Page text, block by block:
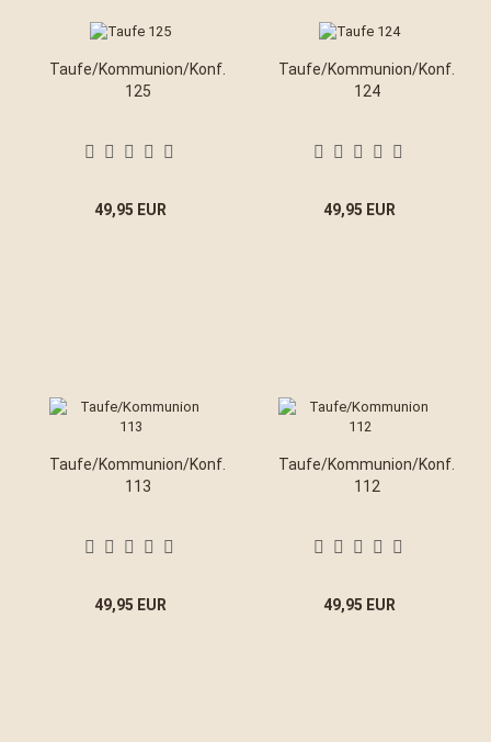
Taufe/Kommunion/Konf.
125
49,95 EUR
Taufe/Kommunion/Konf.
124
49,95 EUR
Taufe/Kommunion/Konf.
113
49,95 EUR
Taufe/Kommunion/Konf.
112
49,95 EUR